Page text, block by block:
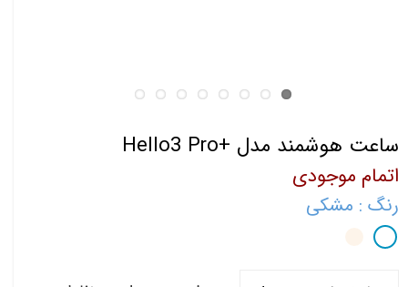
ساعت هوشمند مدل +Hello3 Pro
اتمام موجودی
رنگ : مشکی